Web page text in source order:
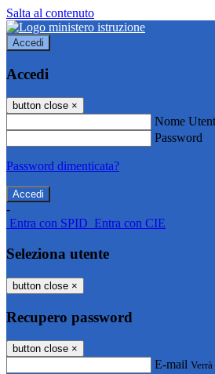
Salta al contenuto
Accedi
Accedi
button close ×
Nome
Password
Password dimenticata?
-
Entra con SPID Entra con CIE
Seleziona utente
button close ×
Recupero password
button close ×
E-mail